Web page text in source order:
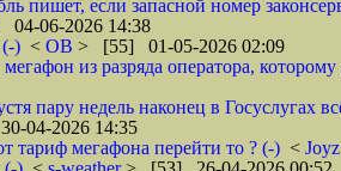
пишет, если запасной номер
06-2026 14:38
) < ОВ > [55] 01-05-2026 02:09
из разряда оператора,
пару недель наконец в
04-2026 14:35
тариф мегафона перейти то ? (-) < Joyz